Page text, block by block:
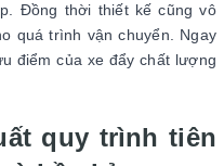
Đồng thời thiết kế cũng vô
quá trình vận chuyển. Ngay
điểm của xe đẩy chất lượng
quy trình tiên